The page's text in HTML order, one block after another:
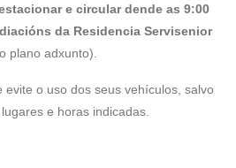
e circular dende as 9:00
da Residencia Servisenior
plano adxunto).
evite o uso dos seus vehículos, salvo
e horas indicadas.